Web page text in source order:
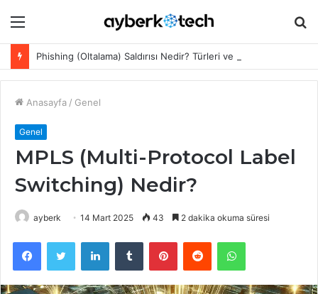
Menü
Anasayfa / Genel
Genel
MPLS (Multi-Protocol Label
Switching) Nedir?
ayberk 14 Mart 2025 43 2 dakika okuma süresi
FacebookTwitter LinkedInTumblr PinterestReddit WhatsApp